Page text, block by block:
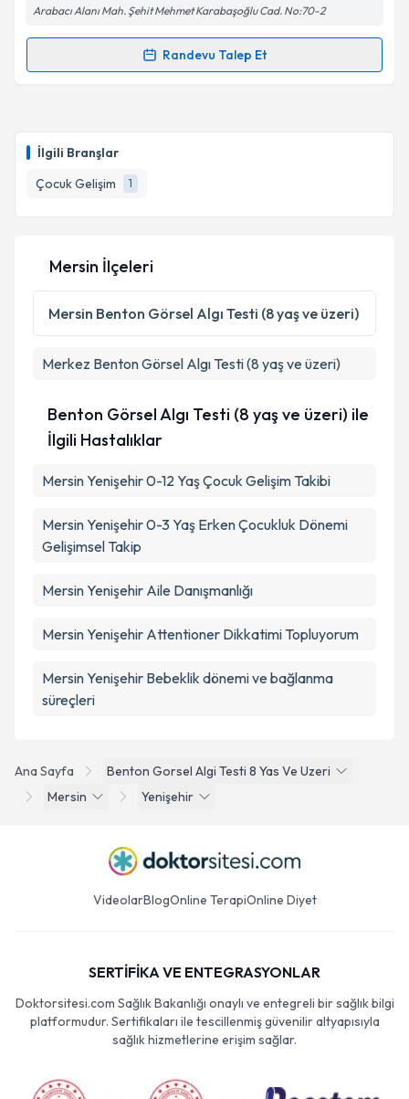
İlgili Branşlar
Çocuk Gelişim
1
Arabacı Alanı Mah. Şehit Mehmet Karabaşoğlu Cad. No:70-2
Randevu Talep Et
Randevu Takvimi Talebi
için bir takvim hazırlandığında e-posta ile
bilgilendireceğiz.
E-posta Adresiniz
Kişisel verilerimin işlenmesine ilişkin
Aydınlatma
Metni 'ni okudum ve kişisel verilerimin belirtilen
Ana Sayfa
Benton Gorsel Algi Testi 8 Yas Ve Uzeri
Mersin
Yenişehir
Mersin İlçeleri
Mersin Benton Görsel Algı Testi (8 yaş ve üzeri)
Merkez Benton Görsel Algı Testi (8 yaş ve üzeri)
Benton Görsel Algı Testi (8 yaş ve üzeri) ile
İlgili Hastalıklar
Mersin Yenişehir 0-12 Yaş Çocuk Gelişim Takibi
Mersin Yenişehir 0-3 Yaş Erken Çocukluk Dönemi
Gelişimsel Takip
Mersin Yenişehir Aile Danışmanlığı
Mersin Yenişehir Attentioner Dikkatimi Topluyorum
Mersin Yenişehir Bebeklik dönemi ve bağlanma
süreçleri
VideolarBlogOnline TerapiOnline Diyet
SERTİFİKA VE ENTEGRASYONLAR
Doktorsitesi.com Sağlık Bakanlığı onaylı ve entegreli bir sağlık bilgi
platformudur. Sertifikaları ile tescillenmiş güvenilir altyapısıyla
sağlık hizmetlerine erişim sağlar.